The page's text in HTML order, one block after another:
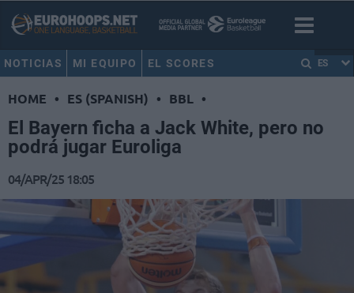
NOTICIAS MI EQUIPO EL SCORES ES
HOME • ES (SPANISH) • BBL •
El Bayern ficha a Jack White, pero no
podrá jugar Euroliga
04/APR/25 18:05